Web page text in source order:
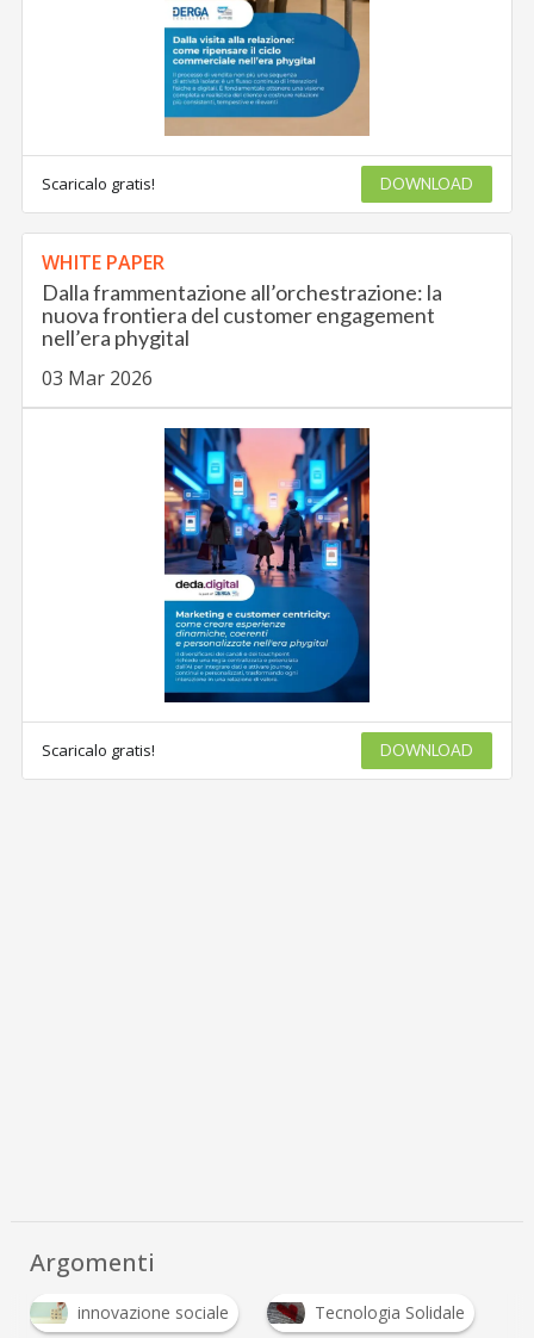
Scaricalo gratis! DOWNLOAD
WHITE PAPER
Dalla frammentazione all’orchestrazione: la
nuova frontiera del customer engagement
nell’era phygital
03 Mar 2026
Scaricalo gratis! DOWNLOAD
Argomenti
innovazione sociale Tecnologia Solidale